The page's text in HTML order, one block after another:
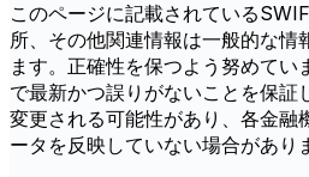
このページに記載されている
所、その他関連情報は一般的な情
ます。正確性を保つよう努めてい
で最新かつ誤りがないことを保証
変更される可能性があり、各金融
ータを反映していない場合があり